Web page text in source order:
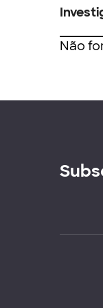
Não